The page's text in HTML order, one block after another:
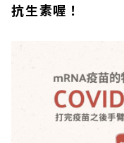
抗生素喔！